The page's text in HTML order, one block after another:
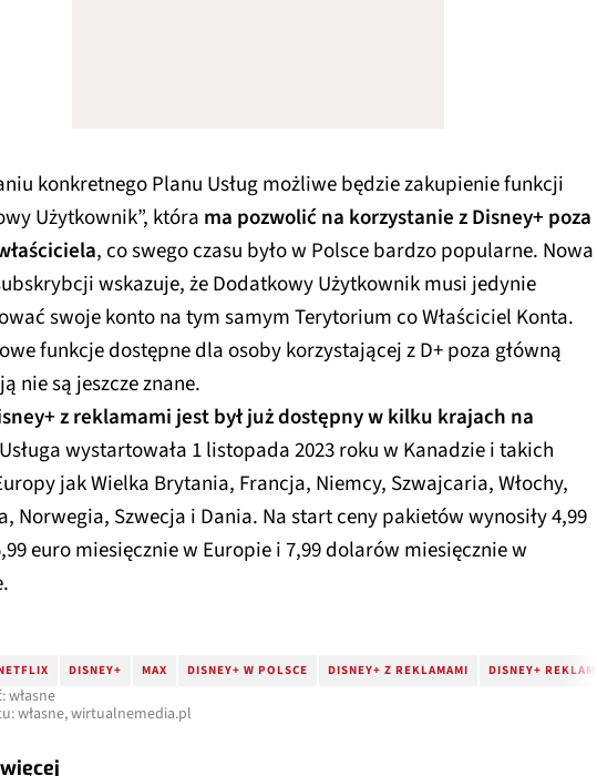
konkretnego Planu Usług możliwe będzie zakupienie funkcji
Użytkownik”, która ma pozwolić na korzystanie z Disney+ poza
, co swego czasu było w Polsce bardzo popularne. Nowa
wskazuje, że Dodatkowy Użytkownik musi jedynie
swoje konto na tym samym Terytorium co Właściciel Konta.
funkcje dostępne dla osoby korzystającej z D+ poza główną
nie są jeszcze znane.
z reklamami jest był już dostępny w kilku krajach na
wystartowała 1 listopada 2023 roku w Kanadzie i takich
jak Wielka Brytania, Francja, Niemcy, Szwajcaria, Włochy,
Norwegia, Szwecja i Dania. Na start ceny pakietów wynosiły 4,99
euro miesięcznie w Europie i 7,99 dolarów miesięcznie w
DISNEY+ MAX DISNEY+ W POLSCE DISNEY+ Z REKLAMAMI DISNEY+ REKLAMY
własne
własne, wirtualnemedia.pl